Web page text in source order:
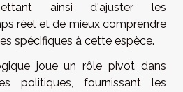
ainsi d'ajuster les
réel et de mieux comprendre
spécifiques à cette espèce.
joue un rôle pivot dans
politiques, fournissant les